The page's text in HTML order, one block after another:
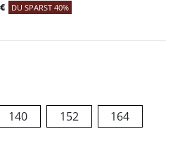
DU SPARST 40%
140 152
164